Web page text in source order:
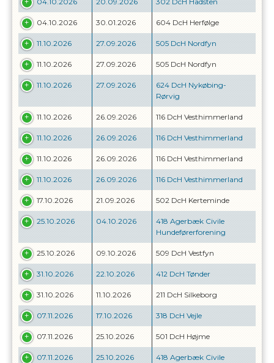
04.10.2026 30.01.2026 604 DcH Herfølge
11.10.2026 27.09.2026 505 DcH Nordfyn
11.10.2026 27.09.2026 505 DcH Nordfyn
11.10.2026 27.09.2026
624 DcH Nykøbing-
Rørvig
11.10.2026 26.09.2026 116 DcH Vesthimmerland
11.10.2026 26.09.2026 116 DcH Vesthimmerland
11.10.2026 26.09.2026 116 DcH Vesthimmerland
11.10.2026 26.09.2026 116 DcH Vesthimmerland
17.10.2026 21.09.2026 502 DcH Kerteminde
25.10.2026 04.10.2026
418 Agerbæk Civile
Hundeførerforening
25.10.2026 09.10.2026 509 DcH Vestfyn
31.10.2026 22.10.2026 412 DcH Tønder
31.10.2026 11.10.2026 211 DcH Silkeborg
07.11.2026 17.10.2026 318 DcH Vejle
07.11.2026 25.10.2026 501 DcH Højme
07.11.2026 25.10.2026
418 Agerbæk Civile